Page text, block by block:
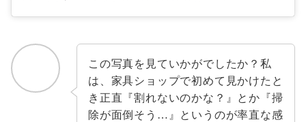
この写真を見ていかがでしたか？私
は、家具ショップで初めて見かけたと
き正直『割れないのかな？』とか『掃
除が面倒そう…』というのが率直な感